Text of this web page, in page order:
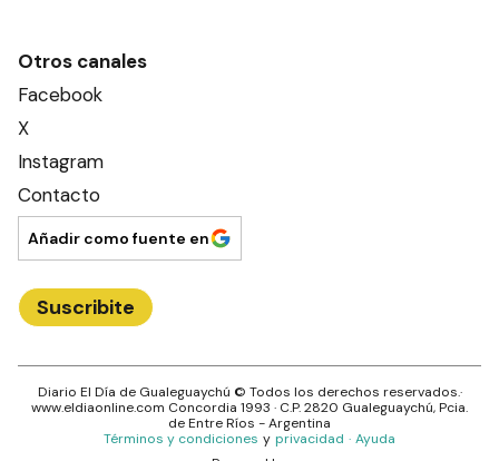
Otros canales
Facebook
X
Instagram
Contacto
Añadir como fuente en
Suscribite
Diario El Día de Gualeguaychú © Todos los derechos reservados.·
www.eldiaonline.com Concordia 1993 · C.P.2820 Gualeguaychú, Pcia.
deEntre Ríos - Argentina
Términos y condiciones y privacidad · Ayuda